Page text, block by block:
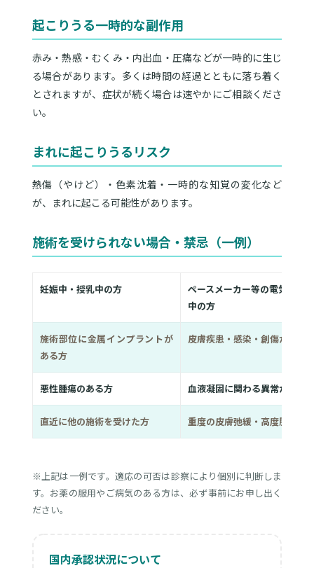
起こりうる一時的な副作用
赤み・熱感・むくみ・内出血・圧痛などが一時的に生じ
る場合があります。多くは時間の経過とともに落ち着く
とされますが、症状が続く場合は速やかにご相談くださ
い。
まれに起こりうるリスク
熱傷（やけど）・色素沈着・一時的な知覚の変化など
が、まれに起こる可能性があります。
施術を受けられない場合・禁忌（一例）
妊娠中・授乳中の方
ペースメーカー等の電気系医
中の方
施術部位に金属インプラントが
ある方
皮膚疾患・感染・創傷がある
悪性腫瘍のある方 血液凝固に関わる異常がある
直近に他の施術を受けた方 重度の皮膚弛緩・高度肥満の
※上記は一例です。適応の可否は診察により個別に判断しま
す。お薬の服用やご病気のある方は、必ず事前にお申し出く
ださい。
国内承認状況について